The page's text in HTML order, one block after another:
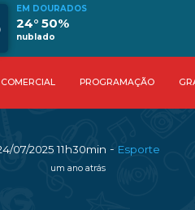
EM DOURADOS
24° 50%
nublado
COMERCIAL PROGRAMAÇÃO
07/2025 11h30min - Esporte
um ano atrás